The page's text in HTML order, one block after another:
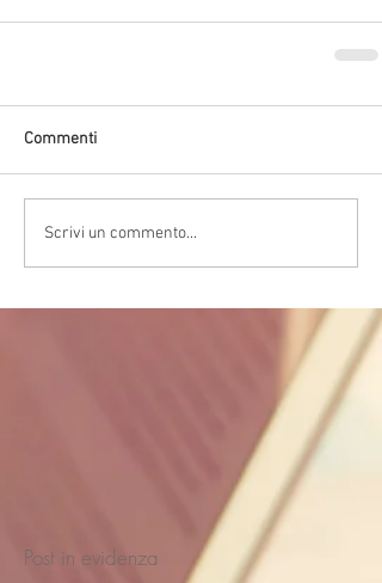
Commenti
Scrivi un commento...
Post in evidenza